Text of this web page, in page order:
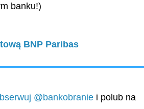
banku!)
BNP Paribas
@bankobranie i polub na